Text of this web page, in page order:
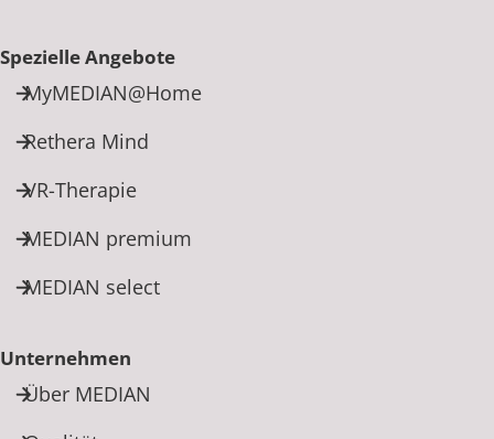
Spezielle Angebote
MyMEDIAN@Home
Rethera Mind
VR-Therapie
MEDIAN premium
MEDIAN select
Unternehmen
Über MEDIAN